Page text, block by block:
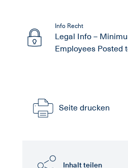
Info Recht
Legal Info –
Employees Posted
Seite drucken
Inhalt teilen